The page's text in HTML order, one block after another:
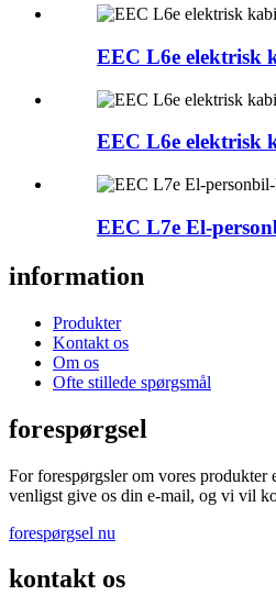
EEC L6e elektrisk
EEC L6e elektrisk
EEC L7e El-
information
Produkter
Kontakt os
Om os
Ofte stillede spørgsmål
forespørgsel
For forespørgsler om vores produkter
venligst give os din e-mail, og vi vil
forespørgsel nu
kontakt os